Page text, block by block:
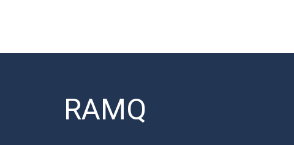
RAMQ